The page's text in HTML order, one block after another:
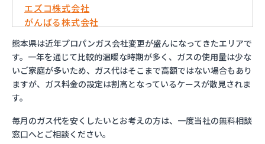
エズコ株式会社
がんばる株式会社
くまさんガス産業株式会社
こめやプロパン
さかいや
サンエス設備機器株式会社
ライフガス山口
リボンガス株式会社
熊本県は近年プロパンガス会社変更が盛んになってきたエリアで
す。一年を通じて比較的温暖な時期が多く、ガスの使用量は少な
いご家庭が多いため、ガス代はそこまで高額ではない場合もあり
ますが、ガス料金の設定は割高となっているケースが散見されま
す。
毎月のガス代を安くしたいとお考えの方は、一度当社の無料相談
窓口へとご相談ください。